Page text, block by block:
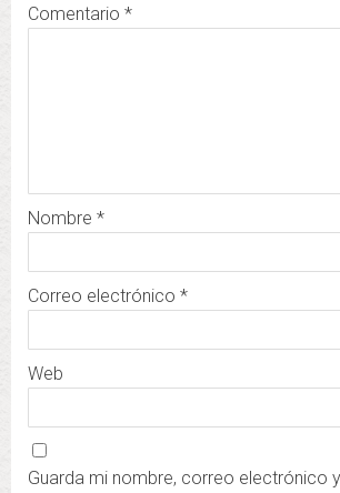
Comentario *
Nombre *
Correo electrónico *
Web
Guarda mi nombre, correo electrónico